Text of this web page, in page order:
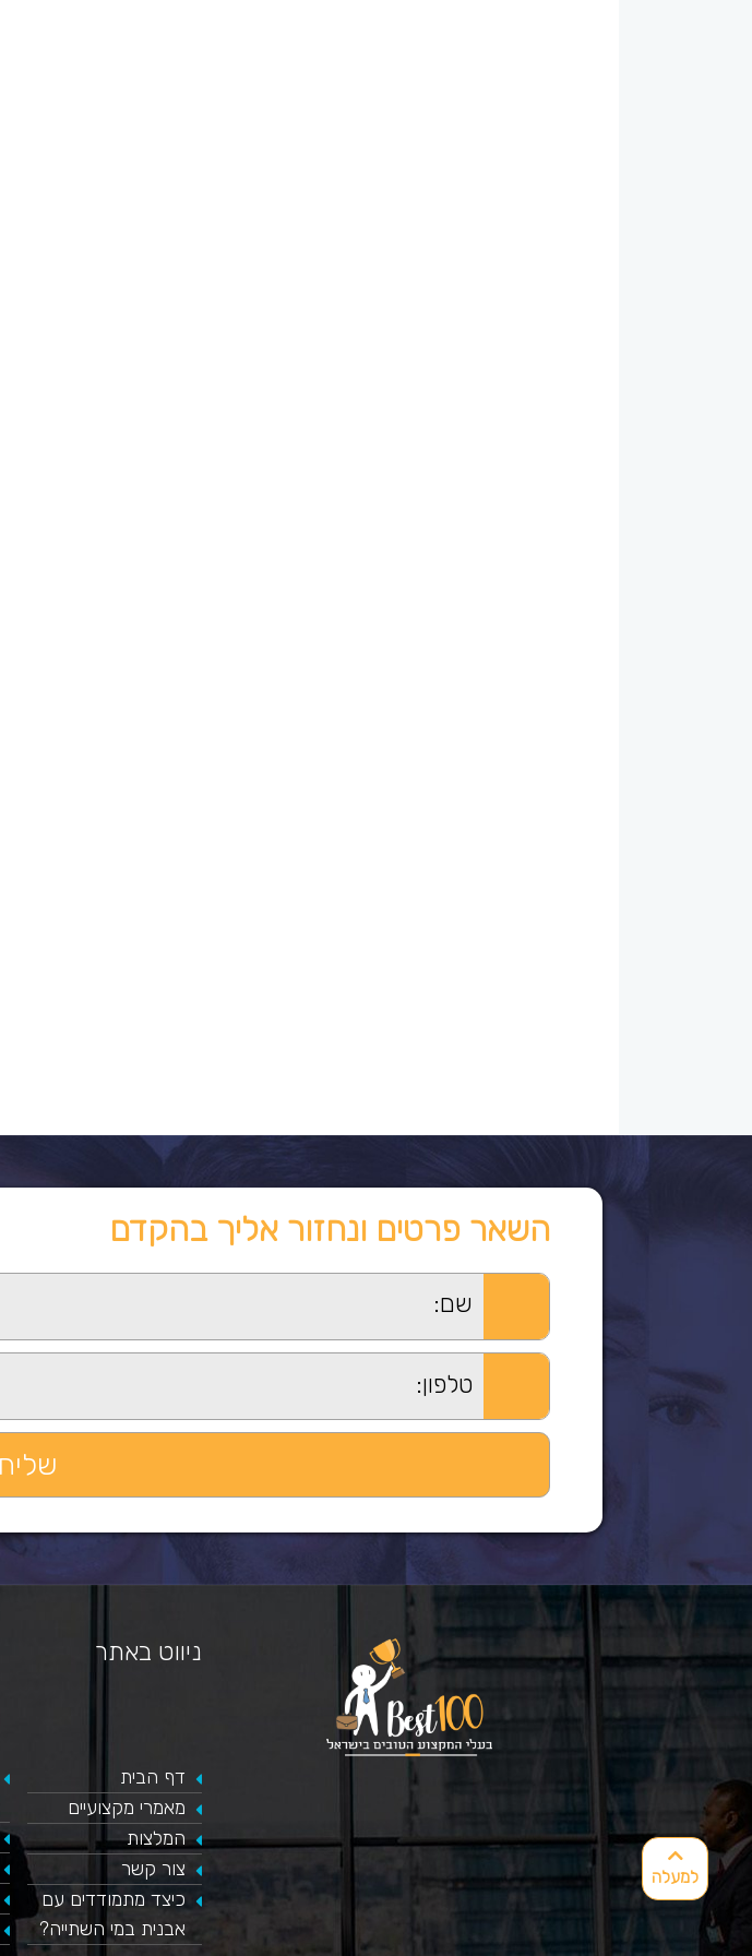
למעלה
השאר פרטים ונחזור אליך בהקדם
כאן מופיע חלון פייסבוק, למעבר
ניווט באתר
דף הבית
מאמרי מקצועיים
המלצות
צור קשר
כיצד מתמודדים עם
אבנית במי השתייה?